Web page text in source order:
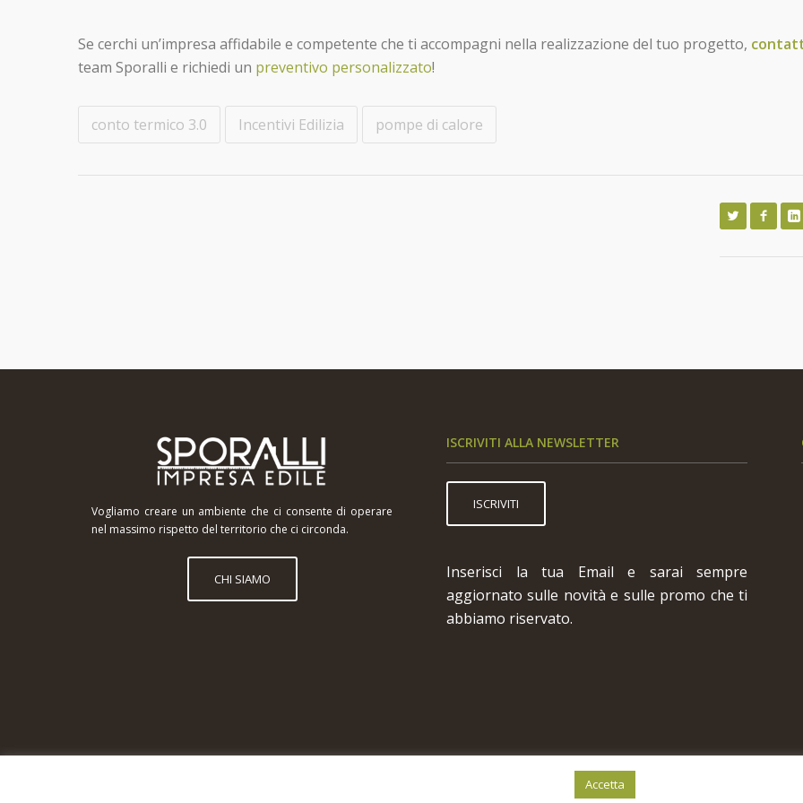
Se cerchi un’impresa affidabile e competente che ti accompagni nella realizzazione del tuo progetto,
team Sporalli e richiedi un preventivo personalizzato!
conto termico 3.0 Incentivi Edilizia pompe di calore
Vogliamo creare un ambiente che ci consente di operare
nel massimo rispetto del territorio che ci circonda.
CHI SIAMO
ISCRIVITI ALLA NEWSLETTER
ISCRIVITI
Inserisci la tua Email e sarai sempre
aggiornato sulle novità e sulle promo che ti
abbiamo riservato.
Accetta